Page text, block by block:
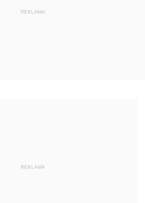
REKLAMA
REKLAMA